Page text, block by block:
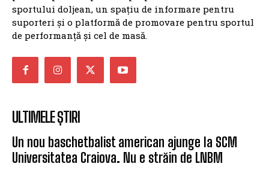
sportului doljean, un spațiu de informare pentru
suporteri și o platformă de promovare pentru sportul
de performanță și cel de masă.
ULTIMELE ȘTIRI
Un nou baschetbalist american ajunge la SCM
Universitatea Craiova. Nu e străin de LNBM